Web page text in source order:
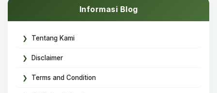
Informasi Blog
Tentang Kami
Disclaimer
Terms and Condition